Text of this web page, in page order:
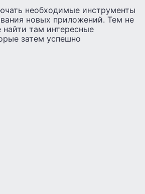
необходимые инструменты
новых приложений. Тем не
там интересные
затем успешно